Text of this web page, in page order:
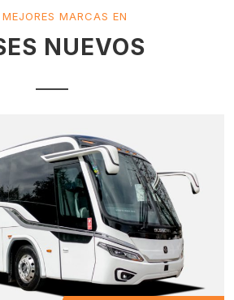
MARCAS EN
NUEVOS